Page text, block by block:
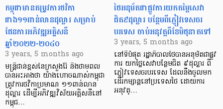
កម្ពុជាមានតម្រូវការថវិកា
ជាង១១ពាន់លានដុល្លារ សម្រាប់
ផែនការអភិវឌ្ឍអគ្គិសនី
ឆ្នាំ២០២២-២០៤០
3 years, 5 months ago
មន្ត្រីជាន់ខ្ពស់នៃក្រសួងរ៉ែ និងថាមពល
បានអះអាងថា យ៉ាងហោចណាស់កម្ពុជា
ត្រូវការថវិកាប្រមាណ ១១ពាន់លាន
ដុល្លារ ដើម្បីអភិវឌ្ឍវិស័យអគ្គិសនីនៅ
កម្ពុជ…
ថៃអនុម័តជាផ្លូវការយកតម្លៃសេវា
ជិត៩ដុល្លារ បន្ថែមពីភ្ញៀវទេសចរ
បរទេស ចាប់អនុវត្តពីខែមិថុនាតទៅ
3 years, 5 months ago
នៅទីបំផុត រដ្ឋាភិបាលថៃបានអនុម័តជាផ្លូវ
ការ យកថ្លៃសេវាបន្ថែមជិត ៩ដុល្លារ ពី
ភ្ញៀវទេសចរបរទេស ដែលនឹងចូលមក
ដើរកម្សាន្តនៅប្រទេសថៃ ដោយការ
អនុវត្…